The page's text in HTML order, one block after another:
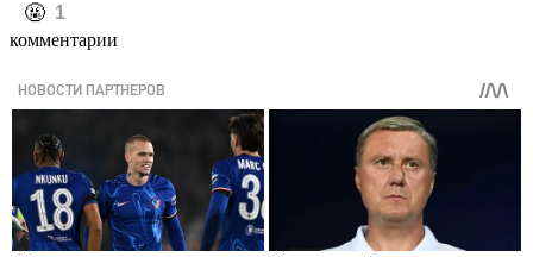
️🤬 1
комментарии